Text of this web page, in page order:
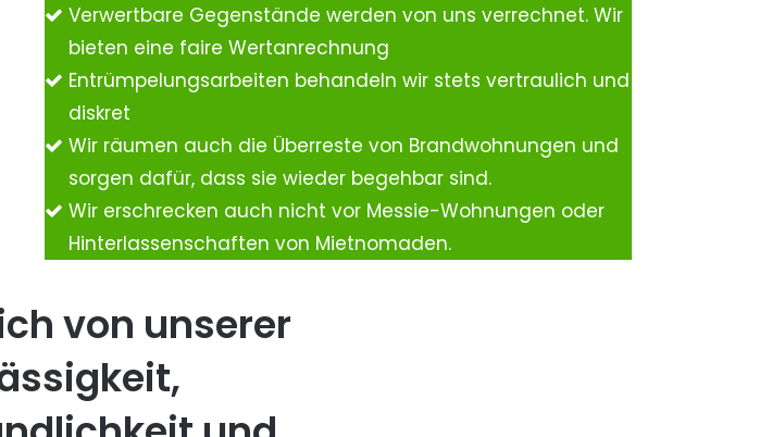
Verwertbare Gegenstände werden von uns verrechnet. Wir
bieten eine faire Wertanrechnung
Entrümpelungsarbeiten behandeln wir stets vertraulich und
diskret
Wir räumen auch die Überreste von Brandwohnungen und
sorgen dafür, dass sie wieder begehbar sind.
Wir erschrecken auch nicht vor Messie-Wohnungen oder
Hinterlassenschaften von Mietnomaden.
von unserer